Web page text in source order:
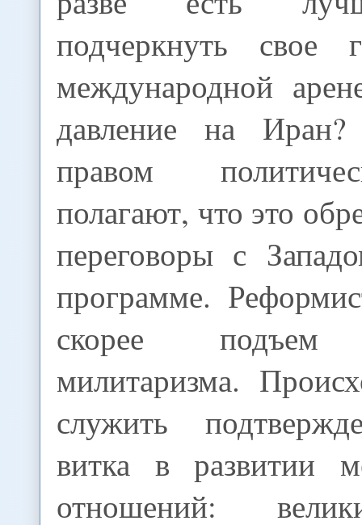
подчеркнуть свое
международной
давление на
правом
полагают, что это
переговоры с
программе.
скорее подъем
милитаризма.
служить
витка в развитии
отношений: